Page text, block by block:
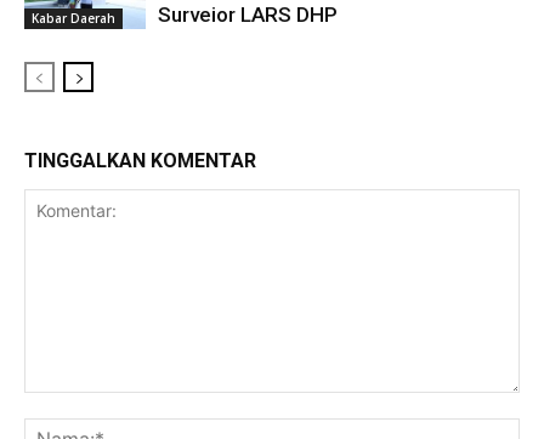
Kabar Daerah
Surveior LARS DHP
TINGGALKAN KOMENTAR